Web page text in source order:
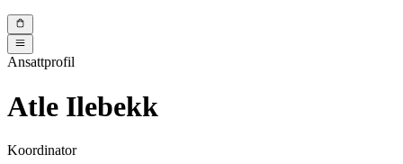
Ansattprofil
Atle Ilebekk
Koordinator